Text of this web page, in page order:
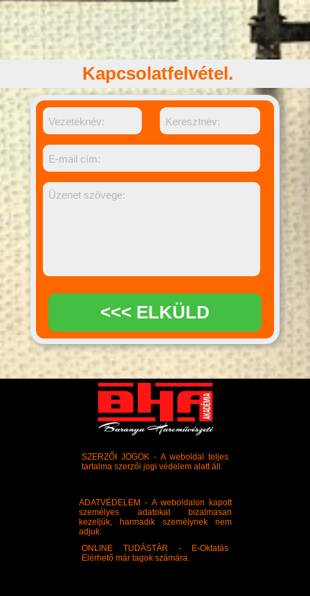
Kapcsolatfelvétel.
ELKÜLD >>>
ONLINE TUDÁSTÁR - E-Oktatás
Elérhető már tagok számára.
ADATVÉDELEM - A weboldalon kapott
személyes adatokat bizalmasan
kezeljük, harmadik személynek nem
adjuk.
SZERZŐI JOGOK - A weboldal teljes
tartalma szerzői jogi védelem alatt áll.